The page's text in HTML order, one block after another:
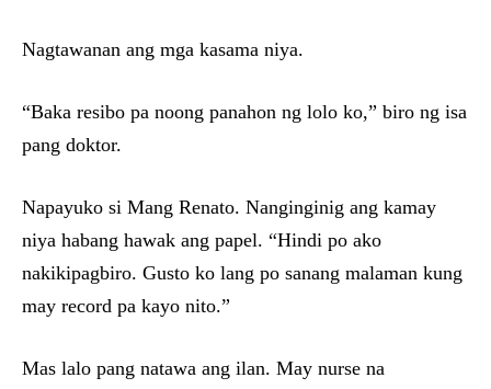
Nagtawanan ang mga kasama niya.
“Baka resibo pa noong panahon ng lolo ko,” biro ng isa
pang doktor.
Napayuko si Mang Renato. Nanginginig ang kamay
niya habang hawak ang papel. “Hindi po ako
nakikipagbiro. Gusto ko lang po sanang malaman kung
may record pa kayo nito.”
Mas lalo pang natawa ang ilan. May nurse na